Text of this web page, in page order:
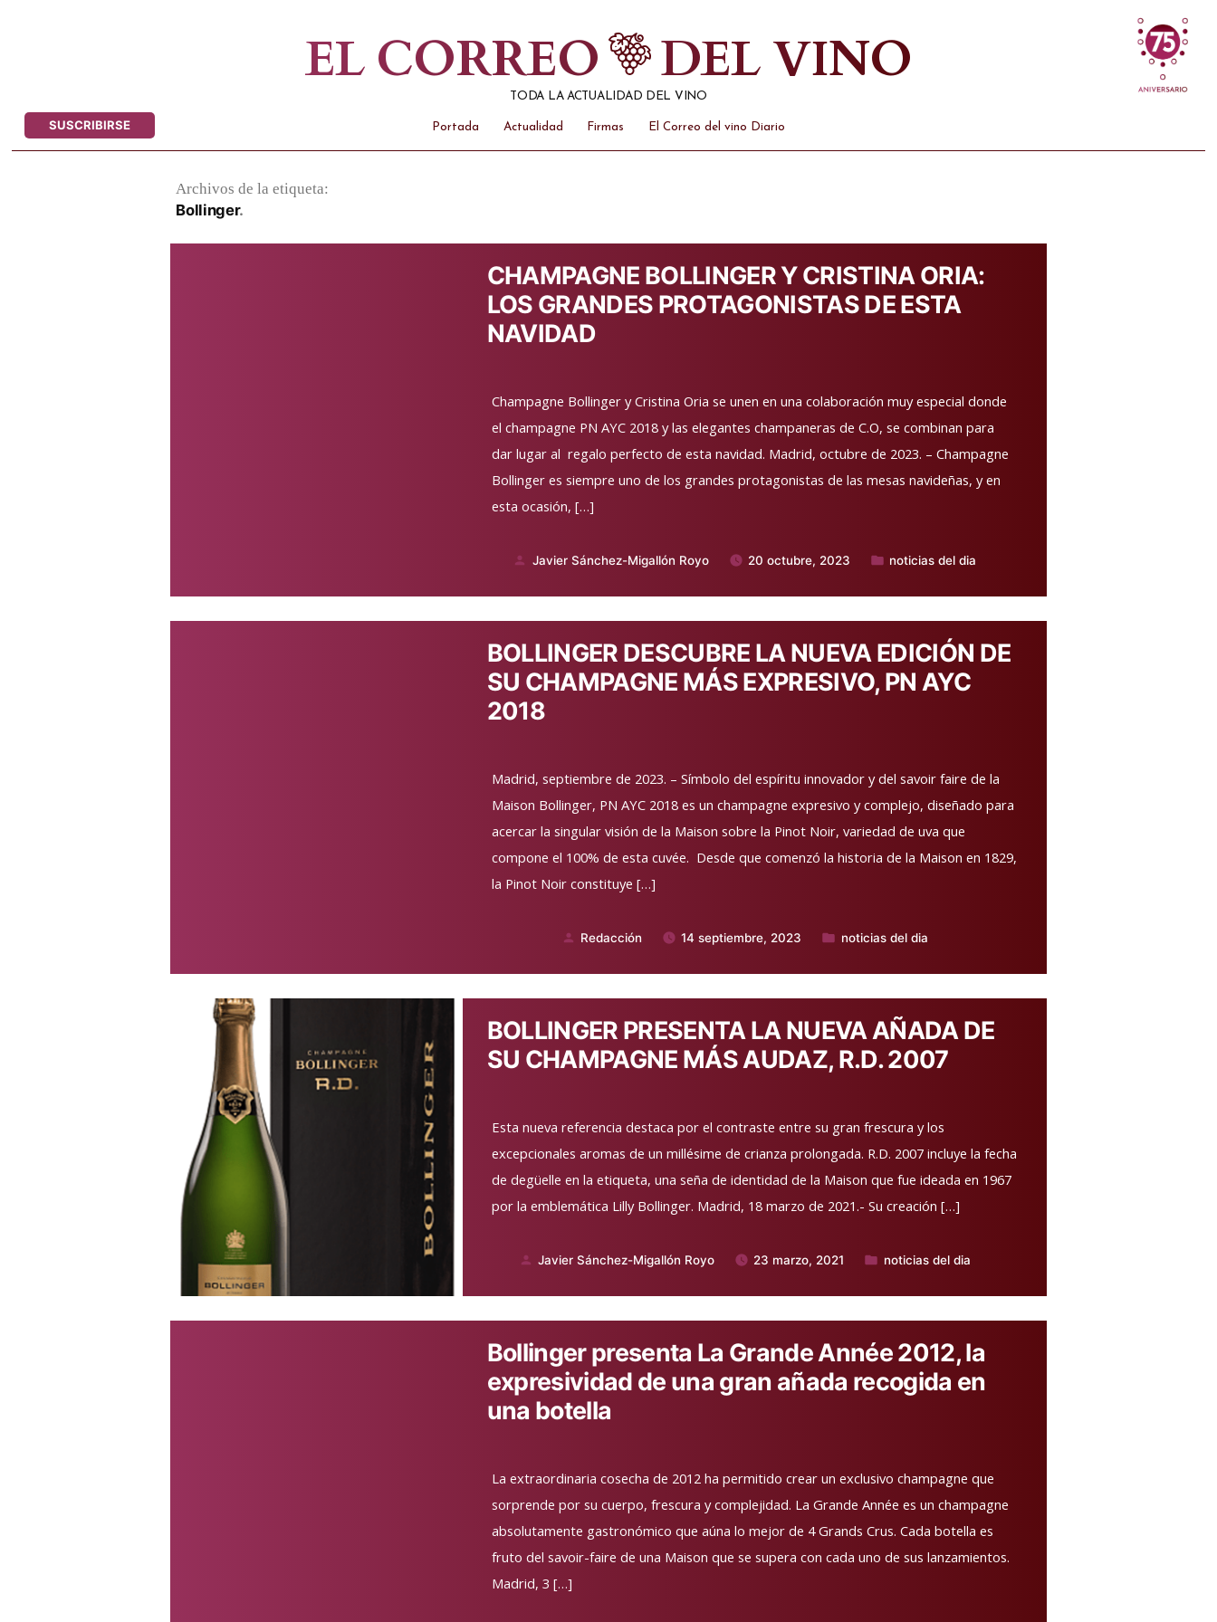
EL CORREO DEL VINO
TODA LA ACTUALIDAD DEL VINO
SUSCRIBIRSE Portada Actualidad Firmas El Correo del vino Diario
Archivos de la etiqueta:
Bollinger
CHAMPAGNE BOLLINGER Y CRISTINA ORIA:
LOS GRANDES PROTAGONISTAS DE ESTA
NAVIDAD
Champagne Bollinger y Cristina Oria se unen en una colaboración muy especial donde
el champagne PN AYC 2018 y las elegantes champaneras de C.O, se combinan para
dar lugar al regalo perfecto de esta navidad. Madrid, octubre de 2023. – Champagne
Bollinger es siempre uno de los grandes protagonistas de las mesas navideñas, y en
esta ocasión, […]
Publicado
Javier Sánchez-Migallón Royo 20 octubre, 2023
Publicado
noticias del dia
BOLLINGER DESCUBRE LA NUEVA EDICIÓN DE
SU CHAMPAGNE MÁS EXPRESIVO, PN AYC
2018
Madrid, septiembre de 2023. – Símbolo del espíritu innovador y del savoir faire de la
Maison Bollinger, PN AYC 2018 es un champagne expresivo y complejo, diseñado para
acercar la singular visión de la Maison sobre la Pinot Noir, variedad de uva que
compone el 100% de esta cuvée. Desde que comenzó la historia de la Maison en 1829,
la Pinot Noir constituye […]
Publicado
Redacción 14 septiembre, 2023
Publicado
noticias del dia
BOLLINGER PRESENTA LA NUEVA AÑADA DE
SU CHAMPAGNE MÁS AUDAZ, R.D. 2007
Esta nueva referencia destaca por el contraste entre su gran frescura y los
excepcionales aromas de un millésime de crianza prolongada. R.D. 2007 incluye la fecha
de degüelle en la etiqueta, una seña de identidad de la Maison que fue ideada en 1967
por la emblemática Lilly Bollinger. Madrid, 18 marzo de 2021.- Su creación […]
Publicado
Javier Sánchez-Migallón Royo 23 marzo, 2021
Publicado
noticias del dia
Bollinger presenta La Grande Année 2012, la
expresividad de una gran añada recogida en
una botella
La extraordinaria cosecha de 2012 ha permitido crear un exclusivo champagne que
sorprende por su cuerpo, frescura y complejidad. La Grande Année es un champagne
absolutamente gastronómico que aúna lo mejor de 4 Grands Crus. Cada botella es
fruto del savoir-faire de una Maison que se supera con cada uno de sus lanzamientos.
Madrid, 3 […]